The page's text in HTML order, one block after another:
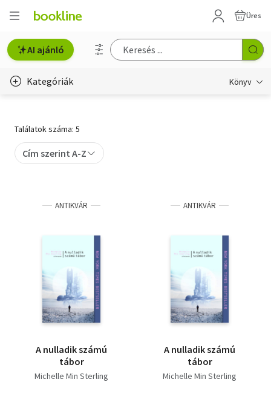
Üres
AI ajánló
Kategóriák Könyv
Gyermek- és ifjúsági
Szótár, nyelvkönyv
Tankönyv, segédkönyv
Társadalomtudomány
Természettudomány
Találatok száma: 5
Cím szerint A-Z
ANTIKVÁR
A nulladik számú
tábor
Michelle Min Sterling
ANTIKVÁR
A nulladik számú
tábor
Michelle Min Sterling